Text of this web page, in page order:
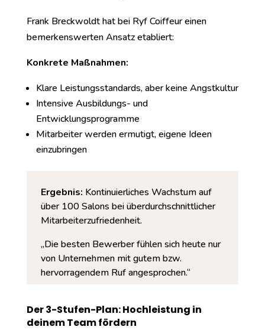
Frank Breckwoldt hat bei Ryf Coiffeur einen
bemerkenswerten Ansatz etabliert:
Konkrete Maßnahmen:
Klare Leistungsstandards, aber keine Angstkultur
Intensive Ausbildungs- und
Entwicklungsprogramme
Mitarbeiter werden ermutigt, eigene Ideen
einzubringen
Ergebnis: Kontinuierliches Wachstum auf
über 100 Salons bei überdurchschnittlicher
Mitarbeiterzufriedenheit.
„Die besten Bewerber fühlen sich heute nur
von Unternehmen mit gutem bzw.
hervorragendem Ruf angesprochen.“
Der 3-Stufen-Plan: Hochleistung in
deinem Team fördern